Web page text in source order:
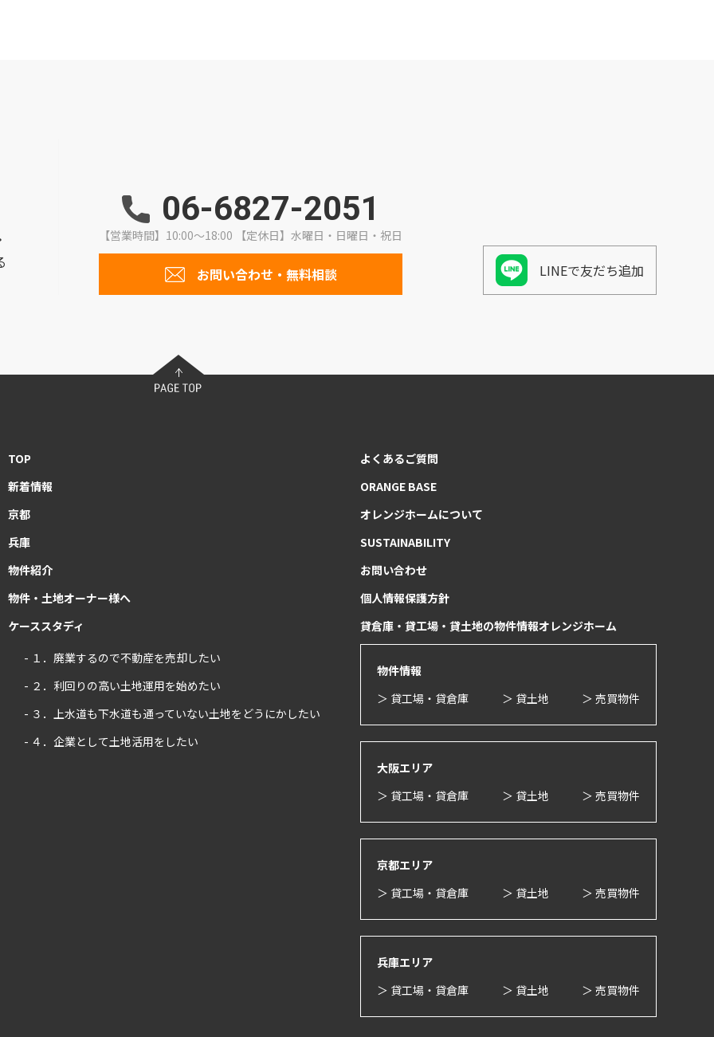
06-6827-2051
【営業時間】10:00～18:00 【定休日】水曜日・日曜日・祝日
お問い合わせ・無料相談 LINEで友だち追加
TOP
新着情報
京都
兵庫
物件紹介
物件・土地オーナー様へ
ケーススタディ
- １．廃業するので不動産を売却したい
- ２．利回りの高い土地運用を始めたい
- ３．上水道も下水道も通っていない土地をどうにかしたい
- ４．企業として土地活用をしたい
よくあるご質問
ORANGE BASE
オレンジホームについて
SUSTAINABILITY
お問い合わせ
個人情報保護方針
貸倉庫・貸工場・貸土地の物件情報オレンジホーム
物件情報
＞ 貸工場・貸倉庫
＞ 貸土地 ＞ 売買物件
大阪エリア
＞ 貸工場・貸倉庫
＞ 貸土地 ＞ 売買物件
京都エリア
＞ 貸工場・貸倉庫
＞ 貸土地 ＞ 売買物件
兵庫エリア
＞ 貸工場・貸倉庫
＞ 貸土地 ＞ 売買物件